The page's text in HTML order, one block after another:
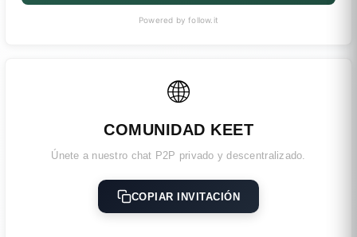
Powered by follow.it
🌐
COMUNIDAD KEET
Únete a nuestro chat P2P privado y descentralizado.
COPIAR INVITACIÓN